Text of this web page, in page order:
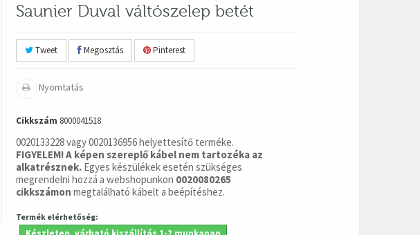
Saunier Duval váltószelep betét
Tweet Megosztás Pinterest
Nyomtatás
Cikkszám 8000041518
0020133228 vagy 0020136956 helyettesítő terméke.
FIGYELEM! A képen szereplő kábel nem tartozéka az
alkatrésznek.Egyes készülékek esetén szükséges
megrendelni hozzá a webshopunkon 0020080265
cikkszámon megtalálható kábelt a beépítéshez.
Termék elérhetőség: